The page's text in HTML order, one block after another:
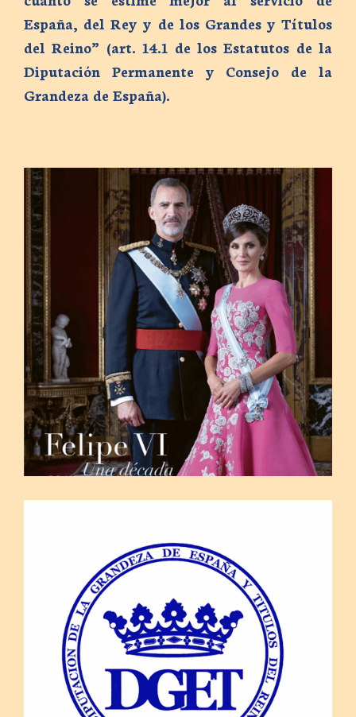
España, del Rey y de los Grandes y Títulos
del Reino” (art. 14.1 de los Estatutos de la
Diputación Permanente y Consejo de la
Grandeza de España).
22 mayo, 2026
PRESENTACIÓN DEL LIBRO ‘FELIPE
VI. UNA DÉCADA 2014-2024’
DISCURSO DEL CONDE DE CASA
GALINDO, NUEVO DECANO DE LA
DIPUTACIÓN DE LA GRANDEZA, EN
LA ASAMBLEA ORDINARIA DEL AÑO
2026